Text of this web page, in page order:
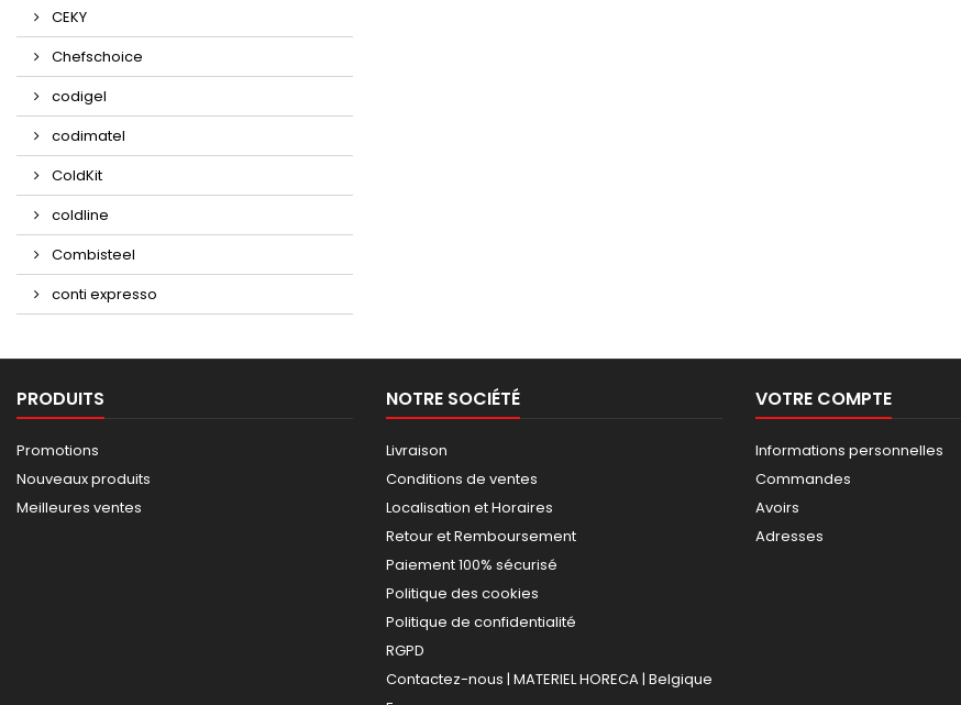
CEKY
Chefschoice
codigel
codimatel
ColdKit
coldline
Combisteel
conti expresso
PRODUITS
Promotions
Nouveaux produits
Meilleures ventes
NOTRE SOCIÉTÉ
Livraison
Conditions de ventes
Localisation et Horaires
Retour et Remboursement
Paiement 100% sécurisé
Politique des cookies
Politique de confidentialité
RGPD
Contactez-nous | MATERIEL HORECA | Belgique
VOTRE COMPTE
Informations personnelles
Commandes
Avoirs
Adresses